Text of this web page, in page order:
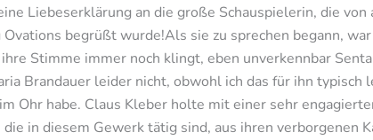
Liebeserklärung an die große Schauspielerin, die
begrüßt wurde!Als sie zu sprechen begann,
Stimme immer noch klingt, eben unverkennbar
Brandauer leider nicht, obwohl ich das für ihn typisch
Ohr habe. Claus Kleber holte mit einer sehr
in diesem Gewerk tätig sind, aus ihren verborgenen